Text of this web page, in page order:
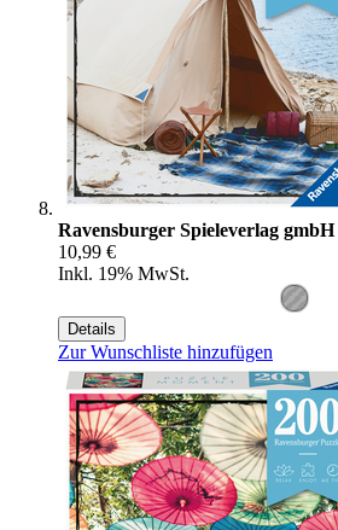
Ravensburger Spieleverlag gmbH
10,99 €
Inkl. 19% MwSt.
Details
Zur Wunschliste hinzufügen